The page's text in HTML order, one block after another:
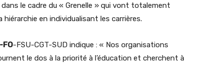
le cadre du « Grenelle » qui vont totalement
en individualisant les carrières.
FO-FSU-CGT-SUD indique : « Nos organisations
le dos à la priorité à l’éducation et cherchent à